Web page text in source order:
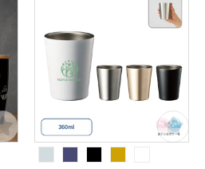
心の飲み口フタつきタンブラ